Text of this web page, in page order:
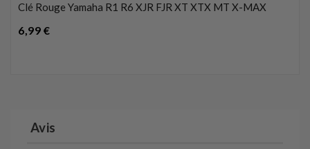
Clé Rouge Yamaha R1 R6 XJR FJR XT XTX MT X-MAX
6,99 €Prix
Avis